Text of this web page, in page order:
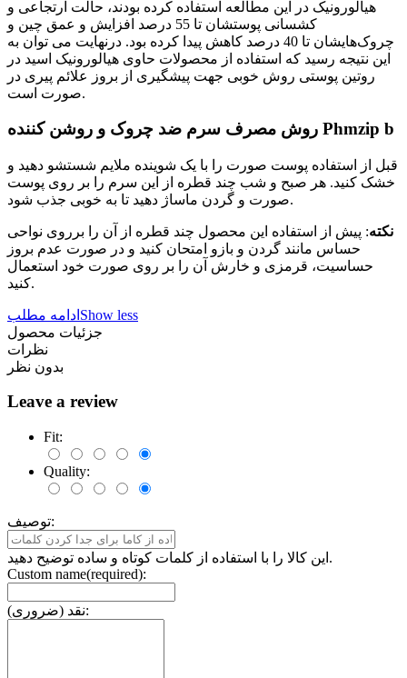
هیالورونیک در این مطالعه استفاده کرده بودند، حالت ارتجاعی و
کشسانی پوستشان تا 55 درصد افزایش و عمق چین و
چروک‌هایشان تا 40 درصد کاهش پیدا کرده بود. درنهایت می توان به
این نتیجه رسید که استفاده از محصولات حاوی هیالورونیک اسید در
روتین پوستی روش خوبی جهت پیشگیری از بروز علائم پیری در
صورت است.
روش مصرف سرم ضد چروک و روشن کننده Phmzip b
قبل از استفاده پوست صورت را با یک شوینده ملایم شستشو دهید و
خشک کنید. هر صبح و شب چند قطره از این سرم را بر روی پوست
صورت و گردن ماساژ دهید تا به خوبی جذب شود.
نکته: پیش از استفاده این محصول چند قطره از آن را برروی نواحی
حساس مانند گردن و بازو امتحان کنید و در صورت عدم بروز
حساسیت، قرمزی و خارش آن را بر روی صورت خود استعمال
کنید.
ادامه مطلب Show less
جزئیات محصول
نظرات
بدون نظر
Leave a review
Fit:
Quality:
توصیف:
این کالا را با استفاده از کلمات کوتاه و ساده توضیح دهید.
Custom name(required):
نقد (ضروری):